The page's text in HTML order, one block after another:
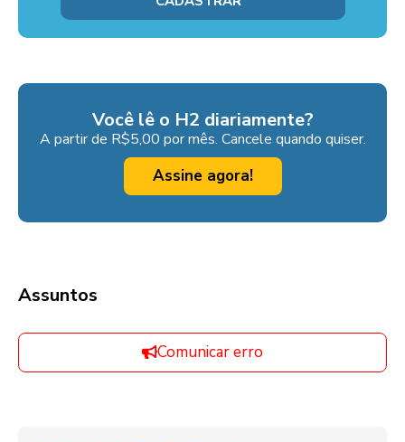
Você lê o H2 diariamente?
A partir de R$5,00 por mês. Cancele quando quiser.
Assine agora!
Assuntos
Comunicar erro